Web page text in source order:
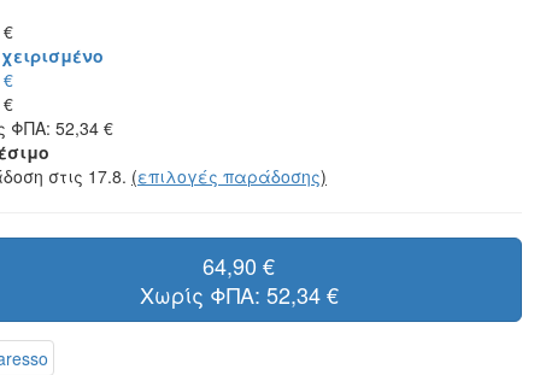
ΦΠΑ: 52,34 €
στις 17.8. (επιλογές παράδοσης)
64,90 €
Χωρίς ΦΠΑ: 52,34 €